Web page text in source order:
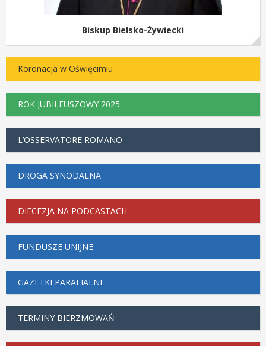
Biskup Bielsko-Żywiecki
Koronacja w Oświęcimiu
ROK JUBILEUSZOWY 2025
L’OSSERVATORE ROMANO
DROGA SYNODALNA
DIECEZJA NA PODCASTACH
FUNDUSZE UNIJNE
GAZETKI PARAFIALNE
TERMINY BIERZMOWAŃ